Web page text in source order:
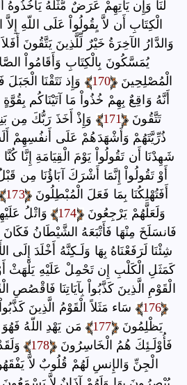
لَنَا وَإِن يَأْتِهِمْ عَرَضٌ مُّثْلُهُ يَأْخُذُوهُ
الْكِتَابِ أَن لاَّ يِقُولُواْ عَلَى اللّهِ
وَالدَّارُ الآخِرَةُ خَيْرٌ لِّلَّذِينَ يَتَّقُونَ
يُمَسَّكُونَ بِالْكِتَابِ وَأَقَامُواْ
الْمُصْلِحِينَ
170
وَإِذ نَتَقْنَا
أَنَّهُ وَاقِعٌ بِهِمْ خُذُواْ مَا آتَيْنَاكُم
تَتَّقُونَ
171
وَإِذْ أَخَذَ رَبُّكَ مِن
ذُرِّيَّتَهُمْ وَأَشْهَدَهُمْ عَلَى أَنفُسِهِمْ
شَهِدْنَا أَن تَقُولُواْ يَوْمَ الْقِيَامَةِ إِنَّا
أَوْ تَقُولُواْ إِنَّمَا أَشْرَكَ آبَاؤُنَا مِن
أَفَتُهْلِكُنَا بِمَا فَعَلَ الْمُبْطِلُونَ 173
وَلَعَلَّهُمْ يَرْجِعُونَ 174 وَاتْلُ
فَانسَلَخَ مِنْهَا فَأَتْبَعَهُ الشَّيْطَانُ
شِئْنَا لَرَفَعْنَاهُ بِهَا وَلَـكِنَّهُ أَخْلَدَ إِلَى
كَمَثَلِ الْكَلْبِ إِن تَحْمِلْ عَلَيْهِ يَلْهَثْ
الْقَوْمِ الَّذِينَ كَذَّبُواْ بِآيَاتِنَا
176
سَاء مَثَلاً الْقَوْمُ الَّذِينَ
يَظْلِمُونَ 177 مَن يَهْدِ اللّهُ
فَأُوْلَـئِكَ هُمُ الْخَاسِرُونَ 178
الْجِنِّ وَالإِنسِ لَهُمْ قُلُوبٌ لاَّ